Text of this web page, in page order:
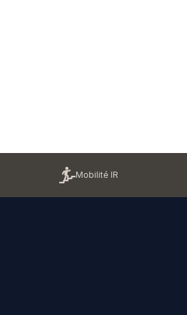
Mobilité IR